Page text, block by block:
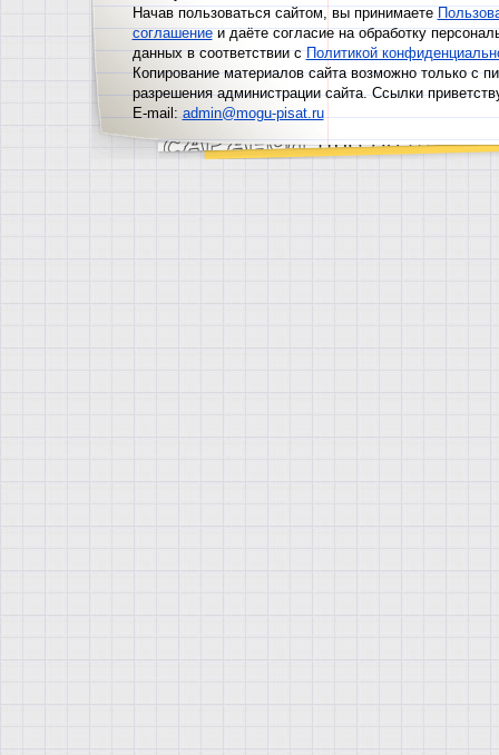
Начав пользоваться сайтом, вы принимаете
соглашениеи даёте согласие на обработку
данных в соответствии сПолитикой
Копирование материалов сайта возможно только с
разрешения администрации сайта. Ссылки
E-mail:admin@mogu-pisat.ru